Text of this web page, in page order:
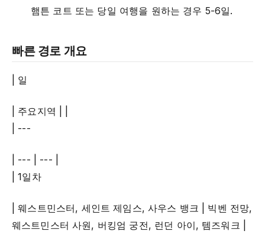
햄튼 코트 또는 당일 여행을 원하는 경우 5-6일.
빠른 경로 개요
| 일
| 주요지역 | |
| ---
| --- | --- |
| 1일차
| 웨스트민스터, 세인트 제임스, 사우스 뱅크 | 빅벤 전망,
웨스트민스터 사원, 버킹엄 궁전, 런던 아이, 템즈워크 |